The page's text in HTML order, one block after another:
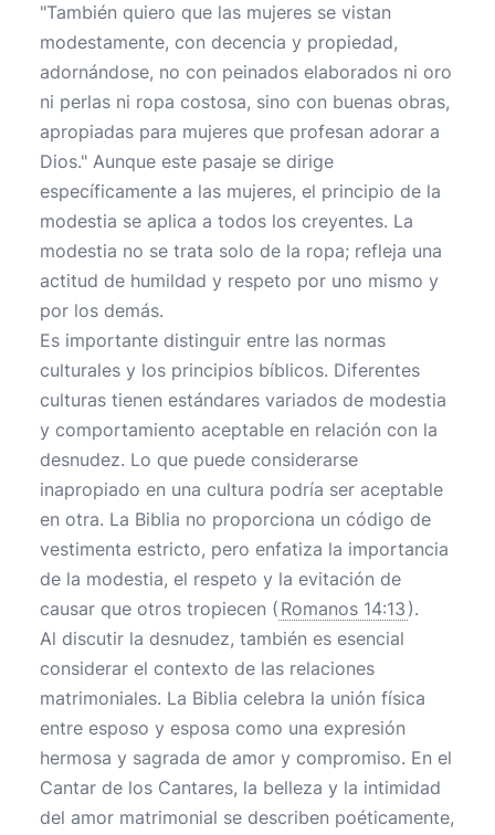
"También quiero que las mujeres se vistan
modestamente, con decencia y propiedad,
adornándose, no con peinados elaborados ni oro
ni perlas ni ropa costosa, sino con buenas obras,
apropiadas para mujeres que profesan adorar a
Dios." Aunque este pasaje se dirige
específicamente a las mujeres, el principio de la
modestia se aplica a todos los creyentes. La
modestia no se trata solo de la ropa; refleja una
actitud de humildad y respeto por uno mismo y
por los demás.
Es importante distinguir entre las normas
culturales y los principios bíblicos. Diferentes
culturas tienen estándares variados de modestia
y comportamiento aceptable en relación con la
desnudez. Lo que puede considerarse
inapropiado en una cultura podría ser aceptable
en otra. La Biblia no proporciona un código de
vestimenta estricto, pero enfatiza la importancia
de la modestia, el respeto y la evitación de
causar que otros tropiecen ( Romanos 14:13 ).
Al discutir la desnudez, también es esencial
considerar el contexto de las relaciones
matrimoniales. La Biblia celebra la unión física
entre esposo y esposa como una expresión
hermosa y sagrada de amor y compromiso. En el
Cantar de los Cantares, la belleza y la intimidad
del amor matrimonial se describen poéticamente,